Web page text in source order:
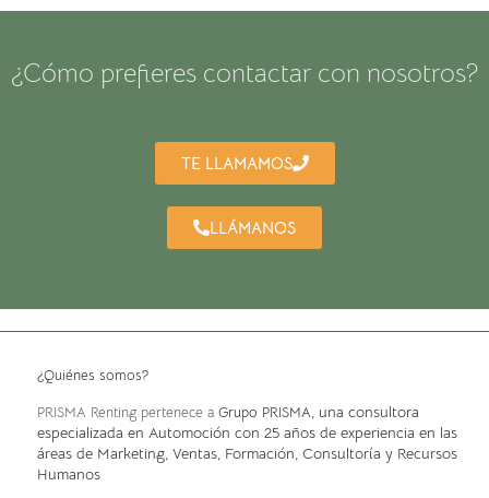
¿Cómo prefieres contactar con nosotros?
TE LLAMAMOS
LLÁMANOS
¿Quiénes somos?
PRISMA Renting pertenece a Grupo PRISMA, una consultora
especializada en Automoción con 25 años de experiencia en las
áreas de Marketing, Ventas, Formación, Consultoría y Recursos
Humanos